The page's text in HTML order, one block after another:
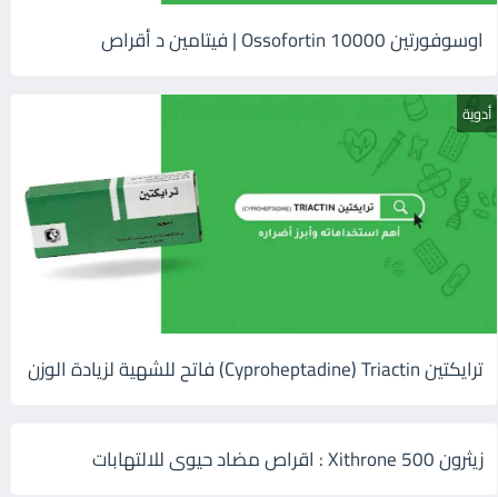
اوسوفورتين 10000 Ossofortin | فيتامين د أقراص
أدوية
ترايكتين Cyproheptadine) Triactin) فاتح للشهية لزيادة الوزن
زيثرون 500 Xithrone : اقراص مضاد حيوى للالتهابات